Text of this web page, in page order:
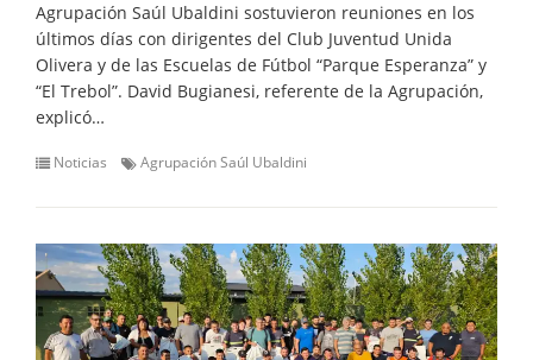
Agrupación Saúl Ubaldini sostuvieron reuniones en los
últimos días con dirigentes del Club Juventud Unida
Olivera y de las Escuelas de Fútbol “Parque Esperanza” y
“El Trebol”. David Bugianesi, referente de la Agrupación,
explicó…
Noticias Agrupación Saúl Ubaldini